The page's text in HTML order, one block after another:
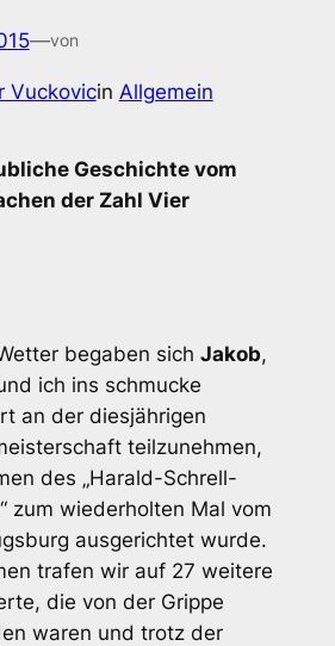
—von
Vuckovicin Allgemein
Geschichte vom
der Zahl Vier
begaben sich Jakob,
ich ins schmucke
an der diesjährigen
teilzunehmen,
des „Harald-Schrell-
zum wiederholten Mal vom
ausgerichtet wurde.
trafen wir auf 27 weitere
die von der Grippe
waren und trotz der